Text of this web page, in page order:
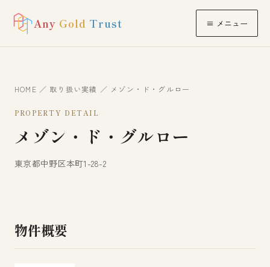
Any Gold Trust ≡ メニュー
HOME ／ 取り扱い実績 ／ メゾン・ド・グルロー
PROPERTY DETAIL
メゾン・ド・グルロー
東京都中野区本町1-28-2
物件概要